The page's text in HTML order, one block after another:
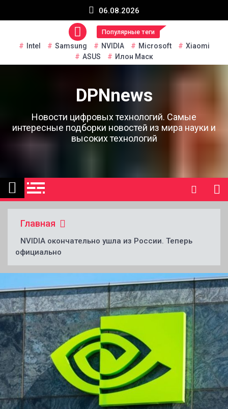
06.08.2026
Популярные теги
Intel Samsung NVIDIA Microsoft
Xiaomi
ASUS
Илон Маск
DPNnews
Новости цифровых технологий. Самые
интересные подборки новостей из мира науки и
высоких технологий
Главная
NVIDIA окончательно ушла из России. Теперь
официально